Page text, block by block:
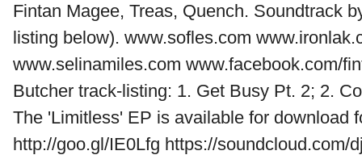
Fintan Magee, Treas, Quench. Soundtrack
listing below). www.sofles.com
www.selinamiles.com www.facebook.com/
Butcher track-listing: 1. Get Busy Pt. 2; 2.
The 'Limitless' EP is available for download
http://goo.gl/IE0Lfg https://soundcloud.com/